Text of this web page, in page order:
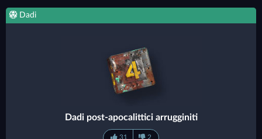
Dadi
Dadi post-apocalittici arrugginiti
31 2